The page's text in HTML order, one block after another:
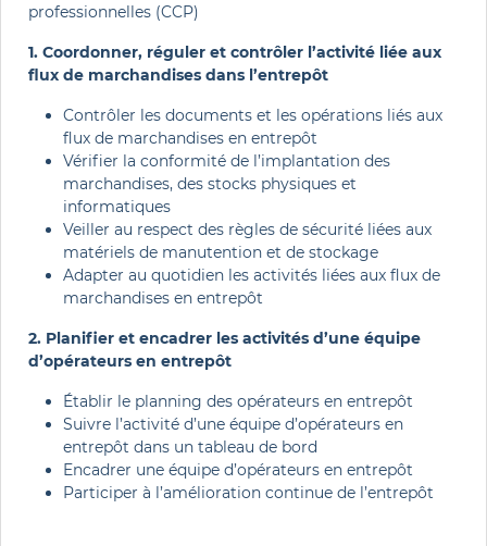
professionnelles (CCP)
1. Coordonner, réguler et contrôler l’activité liée aux
flux de marchandises dans l’entrepôt
Contrôler les documents et les opérations liés aux
flux de marchandises en entrepôt
Vérifier la conformité de l’implantation des
marchandises, des stocks physiques et
informatiques
Veiller au respect des règles de sécurité liées aux
matériels de manutention et de stockage
Adapter au quotidien les activités liées aux flux de
marchandises en entrepôt
2. Planifier et encadrer les activités d’une équipe
d’opérateurs en entrepôt
Établir le planning des opérateurs en entrepôt
Suivre l’activité d’une équipe d’opérateurs en
entrepôt dans un tableau de bord
Encadrer une équipe d’opérateurs en entrepôt
Participer à l’amélioration continue de l’entrepôt